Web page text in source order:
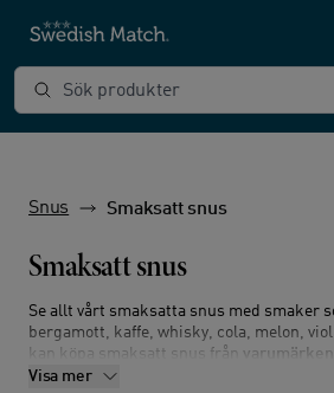
Sök produkter
Snus Smaksatt snus
Smaksatt snus
Se allt vårt smaksatta snus med smaker
bergamott, kaffe, whisky, cola, melon,
kan köpa smaksatt snus från varumärken
Kaliber,General
Visa mer